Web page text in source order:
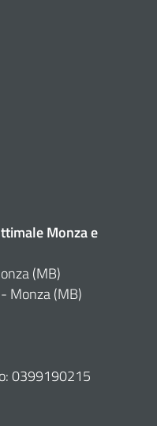
Monza e
(MB)
Monza (MB)
0399190215